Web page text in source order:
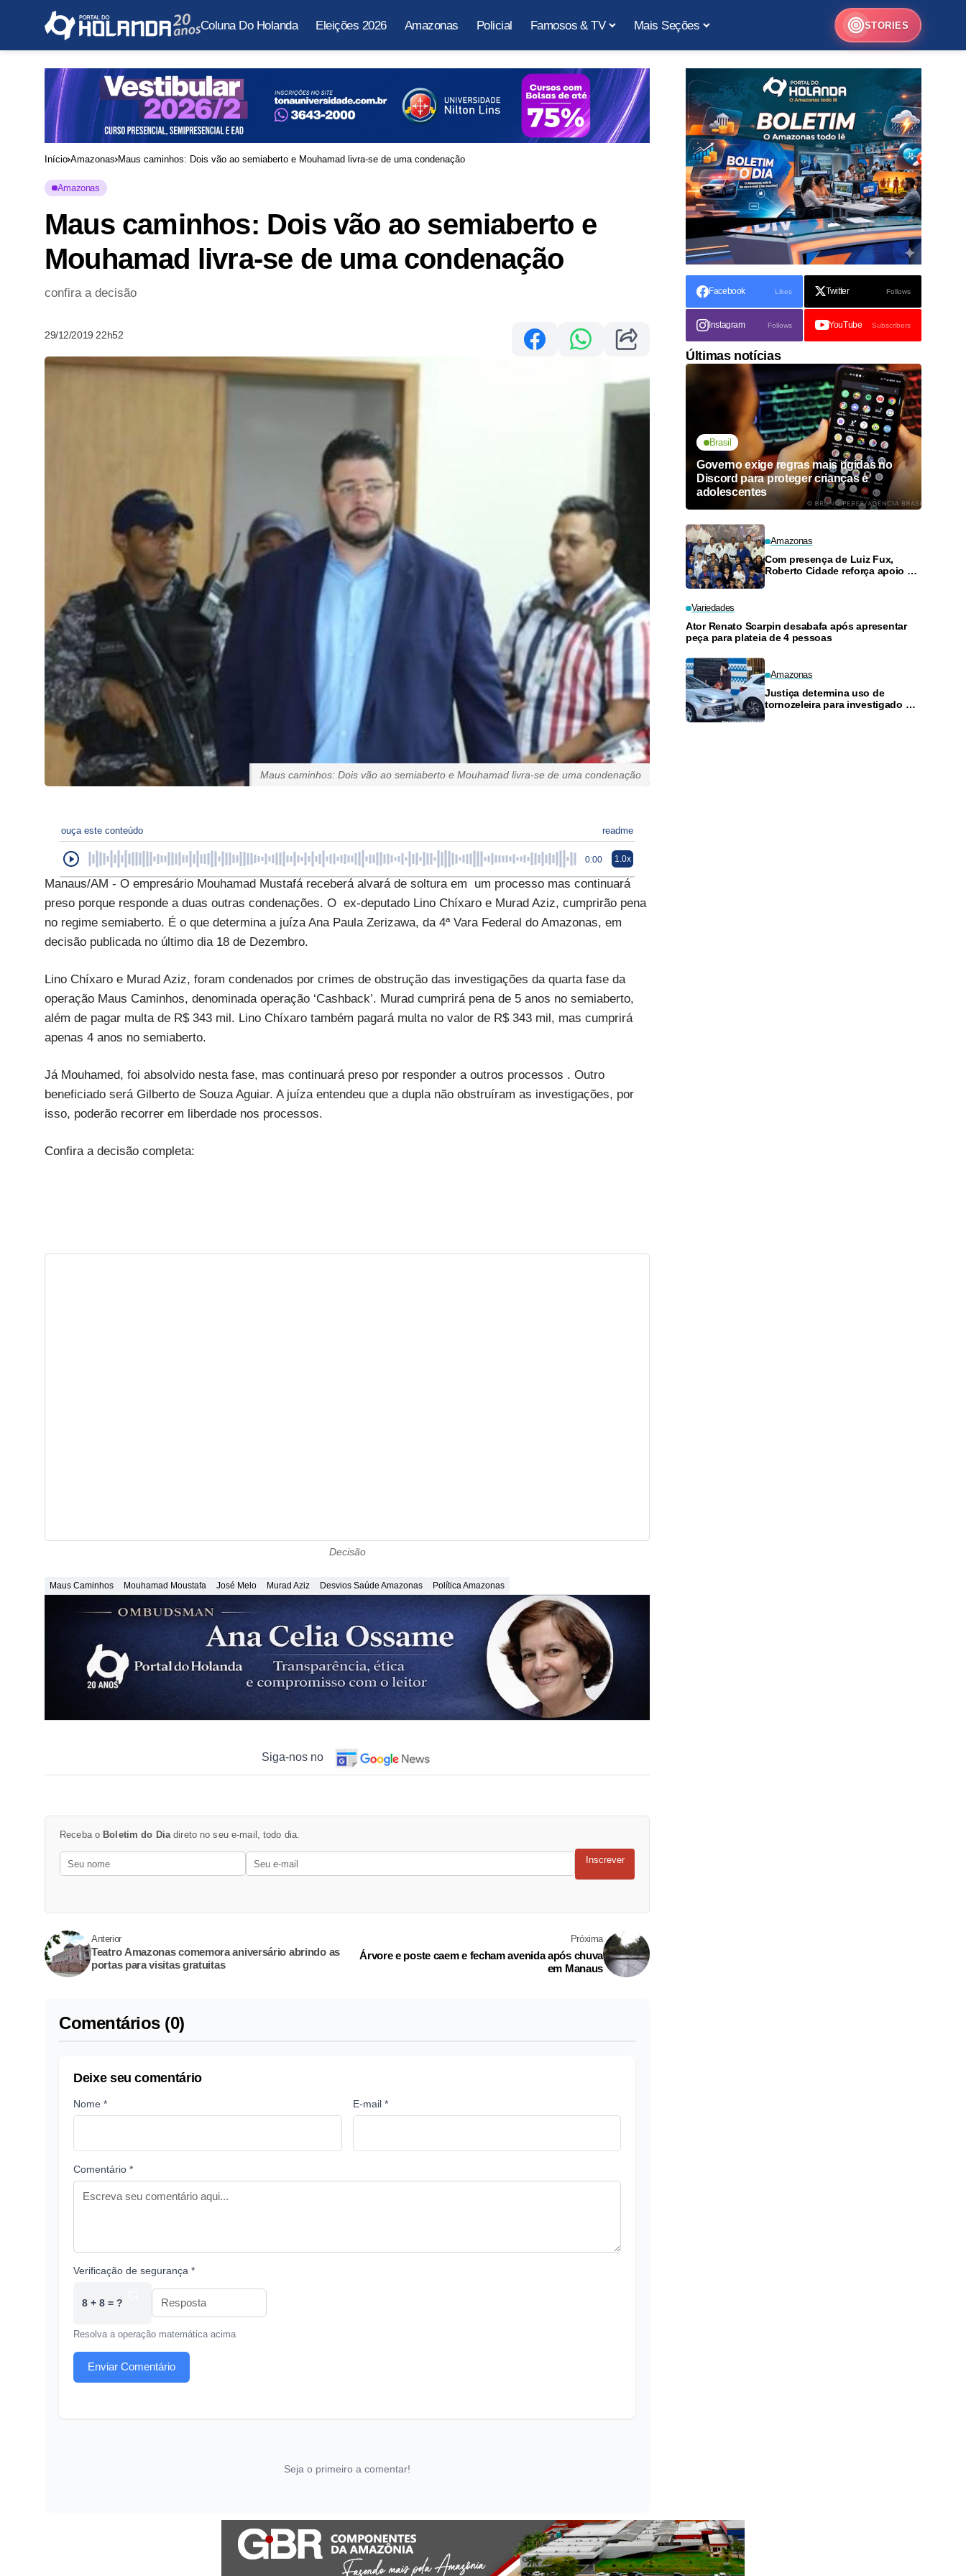
Coluna Do Holanda Eleições 2026 Amazonas Policial Famosos & TV Mais Seções STORIES
Início Amazonas Maus caminhos: Dois vão ao semiaberto e Mouhamad livra-se de uma condenação
Amazonas
Maus caminhos: Dois vão ao semiaberto e
Mouhamad livra-se de uma condenação
confira a decisão
29/12/2019 22h52
Maus caminhos: Dois vão ao semiaberto e Mouhamad livra-se de uma condenação
ouça este conteúdo readme
0:00 1.0x
Manaus/AM - O empresário Mouhamad Mustafá receberá alvará de soltura em um processo mas continuará
preso porque responde a duas outras condenações. O ex-deputado Lino Chíxaro e Murad Aziz, cumprirão pena
no regime semiaberto. É o que determina a juíza Ana Paula Zerizawa, da 4ª Vara Federal do Amazonas, em
decisão publicada no último dia 18 de Dezembro.
Lino Chíxaro e Murad Aziz, foram condenados por crimes de obstrução das investigações da quarta fase da
operação Maus Caminhos, denominada operação ‘Cashback’. Murad cumprirá pena de 5 anos no semiaberto,
além de pagar multa de R$ 343 mil. Lino Chíxaro também pagará multa no valor de R$ 343 mil, mas cumprirá
apenas 4 anos no semiaberto.
Já Mouhamed, foi absolvido nesta fase, mas continuará preso por responder a outros processos . Outro
beneficiado será Gilberto de Souza Aguiar. A juíza entendeu que a dupla não obstruíram as investigações, por
isso, poderão recorrer em liberdade nos processos.
Confira a decisão completa:
Decisão
Maus Caminhos Mouhamad Moustafa José Melo Murad Aziz Desvios Saúde Amazonas Política Amazonas
Siga-nos no
Receba o Boletim do Diadireto no seu e-mail, todo dia.
Inscrever
Anterior
Teatro Amazonas comemora aniversário abrindo as
portas para visitas gratuitas
Próxima
Árvore e poste caem e fecham avenida após chuva
em Manaus
Comentários (0)
Deixe seu comentário
Nome * E-mail *
Comentário *
Verificação de segurança *
8 + 8 = ?
Resolva a operação matemática acima
Enviar Comentário
Seja o primeiro a comentar!
Facebook Likes Twitter Follows
Instagram Follows YouTube Subscribers
Últimas notícias
Brasil
Governo exige regras mais rígidas no
Discord para proteger crianças e
adolescentes
Amazonas
Com presença de Luiz Fux,
Roberto Cidade reforça apoio a
Variedades
Ator Renato Scarpin desabafa após apresentar
peça para plateia de 4 pessoas
Amazonas
Justiça determina uso de
tornozeleira para investigado por